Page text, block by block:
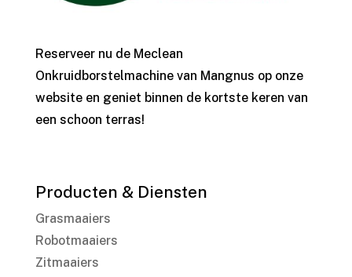
Reserveer nu de Meclean
Onkruidborstelmachine van Mangnus op onze
website en geniet binnen de kortste keren van
een schoon terras!
Producten & Diensten
Grasmaaiers
Robotmaaiers
Zitmaaiers